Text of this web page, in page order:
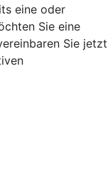
eine oder
Sie eine
Sie jetzt